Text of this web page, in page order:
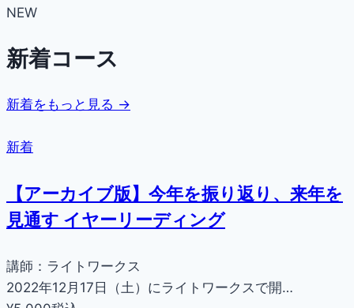
NEW
新着コース
新着をもっと見る →
新着
【アーカイブ版】今年を振り返り、来年を
見通す イヤーリーディング
講師：ライトワークス
2022年12月17日（土）にライトワークスで開…